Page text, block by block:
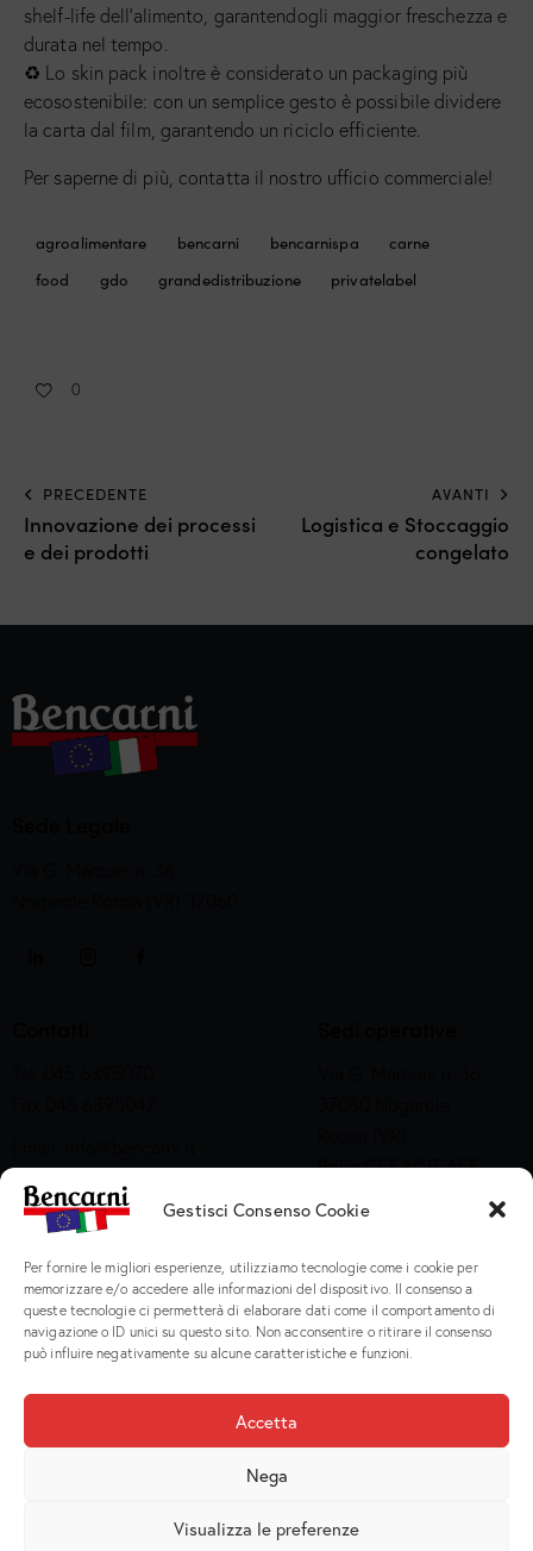
Gestisci Consenso Cookie
Per fornire le migliori esperienze, utilizziamo tecnologie come i cookie per
memorizzare e/o accedere alle informazioni del dispositivo. Il consenso a
queste tecnologie ci permetterà di elaborare dati come il comportamento di
navigazione o ID unici su questo sito. Non acconsentire o ritirare il consenso
può influire negativamente su alcune caratteristiche e funzioni.
Accetta
Nega
Visualizza le preferenze
shelf-life dell’alimento, garantendogli maggior freschezza e
durata nel tempo.
♻ Lo skin pack inoltre è considerato un packaging più
ecosostenibile: con un semplice gesto è possibile dividere
la carta dal film, garantendo un riciclo efficiente.
Per saperne di più, contatta il nostro ufficio commerciale!
agroalimentare bencarni bencarnispa
carne
food
gdo grandedistribuzione privatelabel
0
PRECEDENTE
Innovazione dei processi
e dei prodotti
AVANTI
Logistica e Stoccaggio
congelato
SDI: T04ZHR3
Company Profile
Bollo CEE N° IT 455
M CE
37060 Nogarole
Rocca (VR)
Bollo CEE S2X49
Prodotti
Macinati